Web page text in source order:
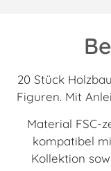
20 Stück
Figuren. Mit
Material FSC-
kompatibel
Kollektion